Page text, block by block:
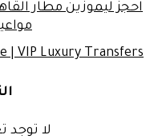
| VIP Luxury Transfers
لا